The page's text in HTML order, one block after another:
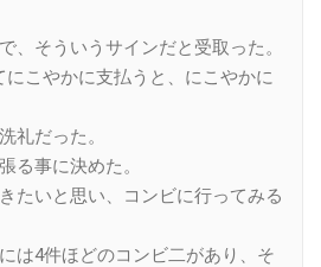
、そういうサインだと受取った。
にこやかに支払うと、にこやかに
礼だった。
る事に決めた。
たいと思い、コンビに行ってみる
は4件ほどのコンビ二があり、そ